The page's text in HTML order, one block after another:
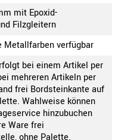
mit Epoxid-
Filzgleitern
Metallfarben verfügbar
bei einem Artikel per
mehreren Artikeln per
frei Bordsteinkante auf
Wahlweise können
hinzubuchen
Ware frei
ohne Palette.